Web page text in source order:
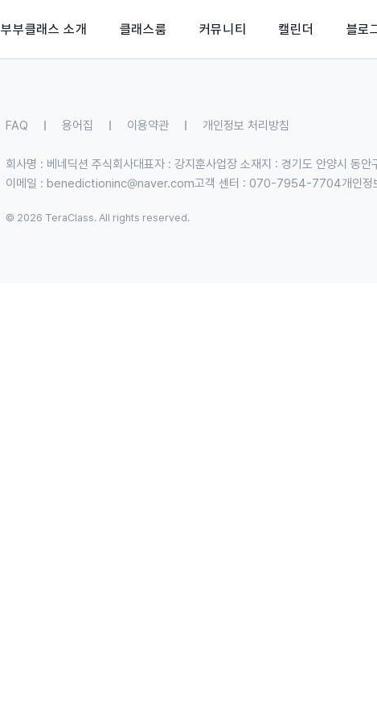
부부클래스 소개 클래스룸 커뮤니티 캘린더 블로
FAQ 용어집 이용약관 개인정보 처리방침
회사명 : 베네딕션 주식회사대표자 : 강지훈사업장 소재지 : 경기도 안양시 동
이메일 :benedictioninc@naver.com고객 센터 : 070-7954-7704개인정
© 2026 TeraClass. All rights reserved.